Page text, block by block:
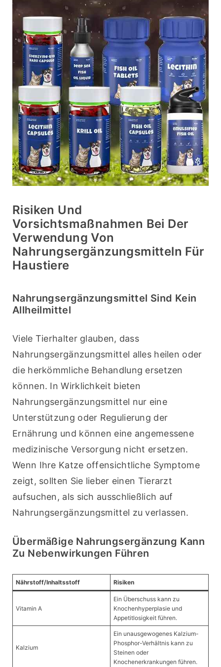
Risiken Und
Vorsichtsmaßnahmen Bei Der
Verwendung Von
Nahrungsergänzungsmitteln Für
Haustiere
Nahrungsergänzungsmittel Sind Kein
Allheilmittel
Viele Tierhalter glauben, dass
Nahrungsergänzungsmittel alles heilen oder
die herkömmliche Behandlung ersetzen
können. In Wirklichkeit bieten
Nahrungsergänzungsmittel nur eine
Unterstützung oder Regulierung der
Ernährung und können eine angemessene
medizinische Versorgung nicht ersetzen.
Wenn Ihre Katze offensichtliche Symptome
zeigt, sollten Sie lieber einen Tierarzt
aufsuchen, als sich ausschließlich auf
Nahrungsergänzungsmittel zu verlassen.
Übermäßige Nahrungsergänzung Kann
Zu Nebenwirkungen Führen
Nährstoff/Inhaltsstoff Risiken
Vitamin A
Ein Überschuss kann zu
Knochenhyperplasie und
Appetitlosigkeit führen.
Kalzium
Ein unausgewogenes Kalzium-
Phosphor-Verhältnis kann zu
Steinen oder
Knochenerkrankungen führen.